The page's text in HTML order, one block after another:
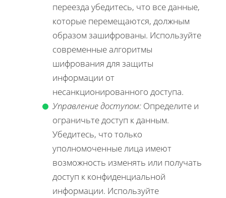
переезда убедитесь, что все данные,
которые перемещаются, должным
образом зашифрованы. Используйте
современные алгоритмы
шифрования для защиты
информации от
несанкционированного доступа.
Управление доступом: Определите и
ограничьте доступ к данным.
Убедитесь, что только
уполномоченные лица имеют
возможность изменять или получать
доступ к конфиденциальной
информации. Используйте